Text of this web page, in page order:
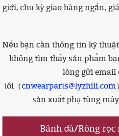
giới, chu kỳ giao hàng ngắn,
Nếu bạn cần thông tin kỹ
không tìm thấy sản phẩm
lòng gửi email
tôi（cnwearparts@lyzhili.com
sản xuất phụ tùng
Bánh đà/Ròng